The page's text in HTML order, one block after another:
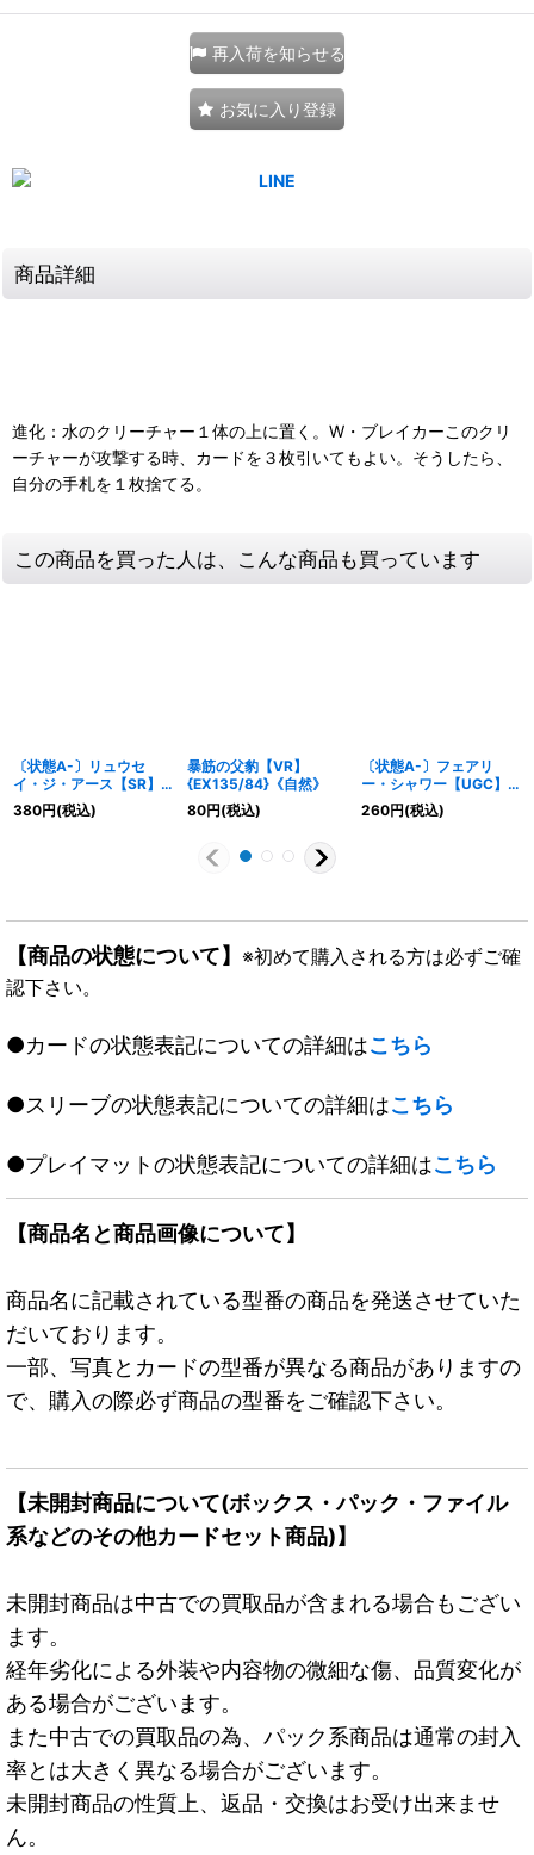
再入荷を知らせる
お気に入り登録
商品詳細
進化：水のクリーチャー１体の上に置く。W・ブレイカーこのクリ
ーチャーが攻撃する時、カードを３枚引いてもよい。そうしたら、
自分の手札を１枚捨てる。
この商品を買った人は、こんな商品も買っています
〔状態A-〕リュウセ
イ・ジ・アース【SR】
{DMD342/13}《多》
380円(税込)
暴筋の父豹【VR】
{EX135/84}《自然》
80円(税込)
〔状態A-〕フェアリ
ー・シャワー【UGC】
{RP08G3/G5}《多》
260円(税込)
【商品の状態について】 ※初めて購入される方は必ずご確
認下さい。
●カードの状態表記についての詳細はこちら
●スリーブの状態表記についての詳細はこちら
●プレイマットの状態表記についての詳細はこちら
【商品名と商品画像について】
商品名に記載されている型番の商品を発送させていた
だいております。
一部、写真とカードの型番が異なる商品がありますの
で、購入の際必ず商品の型番をご確認下さい。
【未開封商品について(ボックス・パック・ファイル
系などのその他カードセット商品)】
未開封商品は中古での買取品が含まれる場合もござい
ます。
経年劣化による外装や内容物の微細な傷、品質変化が
ある場合がございます。
また中古での買取品の為、パック系商品は通常の封入
率とは大きく異なる場合がございます。
未開封商品の性質上、返品・交換はお受け出来ませ
ん。